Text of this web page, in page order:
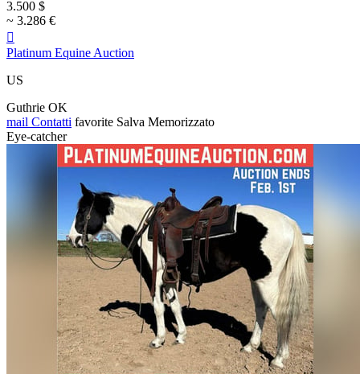
3.500 $
~ 3.286 €

Platinum Equine Auction
US
Guthrie OK
mail Contatti favorite Salva Memorizzato
Eye-catcher